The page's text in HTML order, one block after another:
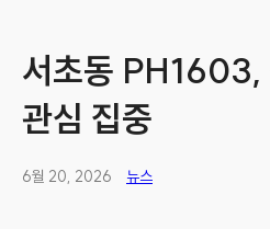
서초동 PH1603,
관심 집중
6월 20, 2026 뉴스